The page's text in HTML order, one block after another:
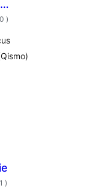
aantal
beoordelingen
)
aantal
beoordelingen
)